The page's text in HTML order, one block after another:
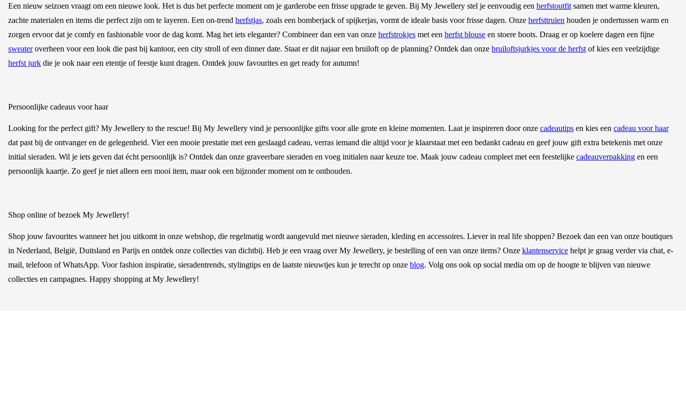
Een nieuw seizoen vraagt om een nieuwe look. Het is dus het perfecte moment om je garderobe een frisse upgrade te geven. Bij My Jewellery stel je eenvoudig een herfstoutfit samen met warme kleuren,
zachte materialen en items die perfect zijn om te layeren. Een on-trend herfstjas, zoals een bomberjack of spijkerjas, vormt de ideale basis voor frisse dagen. Onze herfsttruien houden je ondertussen warm en
zorgen ervoor dat je comfy en fashionable voor de dag komt. Mag het iets eleganter? Combineer dan een van onze herfstrokjes met een herfst blouse en stoere boots. Draag er op koelere dagen een fijne
sweateroverheen voor een look die past bij kantoor, een city stroll of een dinner date. Staat er dit najaar een bruiloft op de planning? Ontdek dan onze bruiloftsjurkjes voor de herfst of kies een veelzijdige
herfst jurk die je ook naar een etentje of feestje kunt dragen. Ontdek jouw favourites en get ready for autumn!
Persoonlijke cadeaus voor haar
Looking for the perfect gift? My Jewellery to the rescue! Bij My Jewellery vind je persoonlijke gifts voor alle grote en kleine momenten. Laat je inspireren door onze cadeautips en kies een cadeau voor haar
dat past bij de ontvanger en de gelegenheid. Vier een mooie prestatie met een geslaagd cadeau, verras iemand die altijd voor je klaarstaat met een bedankt cadeau en geef jouw gift extra betekenis met onze
initial sieraden. Wil je iets geven dat écht persoonlijk is? Ontdek dan onze graveerbare sieraden en voeg initialen naar keuze toe. Maak jouw cadeau compleet met een feestelijke cadeauverpakking en een
persoonlijk kaartje. Zo geef je niet alleen een mooi item, maar ook een bijzonder moment om te onthouden.
Shop online of bezoek My Jewellery!
Shop jouw favourites wanneer het jou uitkomt in onze webshop, die regelmatig wordt aangevuld met nieuwe sieraden, kleding en accessoires. Liever in real life shoppen? Bezoek dan een van onze boutiques
in Nederland, België, Duitsland en Parijs en ontdek onze collecties van dichtbij. Heb je een vraag over My Jewellery, je bestelling of een van onze items? Onze klantenservice helpt je graag verder via chat, e-
mail, telefoon of WhatsApp. Voor fashion inspiratie, sieradentrends, stylingtips en de laatste nieuwtjes kun je terecht op onze blog. Volg ons ook op social media om op de hoogte te blijven van nieuwe
collecties en campagnes. Happy shopping at My Jewellery!